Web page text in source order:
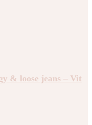
& loose jeans – Vit